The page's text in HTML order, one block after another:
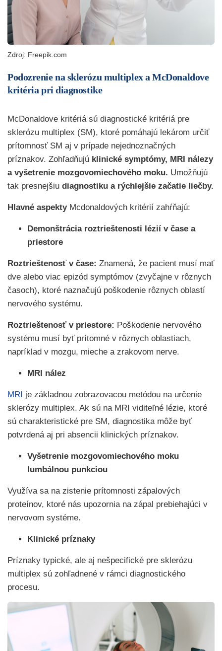
Zdroj: Freepik.com
Podozrenie na sklerózu multiplex a McDonaldove
kritéria pri diagnostike
McDonaldove kritériá sú diagnostické kritériá pre
sklerózu multiplex (SM), ktoré pomáhajú lekárom určiť
prítomnosť SM aj v prípade nejednoznačných
príznakov. Zohľadňujú klinické symptómy, MRI nálezy
a vyšetrenie mozgovomiechového moku. Umožňujú
tak presnejšiu diagnostiku a rýchlejšie začatie liečby.
Hlavné aspektyMcdonaldových kritérií zahŕňajú:
Demonštrácia roztrieštenosti lézií v čase a
priestore
Roztrieštenosť v čase: Znamená, že pacient musí mať
dve alebo viac epizód symptómov (zvyčajne v rôznych
časoch), ktoré naznačujú poškodenie rôznych oblastí
nervového systému.
Roztrieštenosť v priestore: Poškodenie nervového
systému musí byť prítomné v rôznych oblastiach,
napríklad v mozgu, mieche a zrakovom nerve.
MRI nález
MRI je základnou zobrazovacou metódou na určenie
sklerózy multiplex. Ak sú na MRI viditeľné lézie, ktoré
sú charakteristické pre SM, diagnostika môže byť
potvrdená aj pri absencii klinických príznakov.
Vyšetrenie mozgovomiechového moku
lumbálnou punkciou
Využíva sa na zistenie prítomnosti zápalových
proteínov, ktoré nás upozornia na zápal prebiehajúci v
nervovom systéme.
Klinické príznaky
Príznaky typické, ale aj nešpecifické pre sklerózu
multiplex sú zohľadnené v rámci diagnostického
procesu.